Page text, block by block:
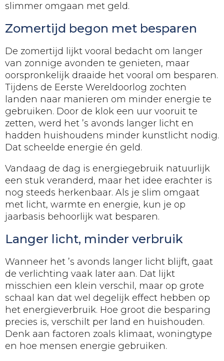
slimmer omgaan met geld.
Zomertijd begon met besparen
De zomertijd lijkt vooral bedacht om langer
van zonnige avonden te genieten, maar
oorspronkelijk draaide het vooral om besparen.
Tijdens de Eerste Wereldoorlog zochten
landen naar manieren om minder energie te
gebruiken. Door de klok een uur vooruit te
zetten, werd het ’s avonds langer licht en
hadden huishoudens minder kunstlicht nodig.
Dat scheelde energie én geld.
Vandaag de dag is energiegebruik natuurlijk
een stuk veranderd, maar het idee erachter is
nog steeds herkenbaar. Als je slim omgaat
met licht, warmte en energie, kun je op
jaarbasis behoorlijk wat besparen.
Langer licht, minder verbruik
Wanneer het ’s avonds langer licht blijft, gaat
de verlichting vaak later aan. Dat lijkt
misschien een klein verschil, maar op grote
schaal kan dat wel degelijk effect hebben op
het energieverbruik. Hoe groot die besparing
precies is, verschilt per land en huishouden.
Denk aan factoren zoals klimaat, woningtype
en hoe mensen energie gebruiken.